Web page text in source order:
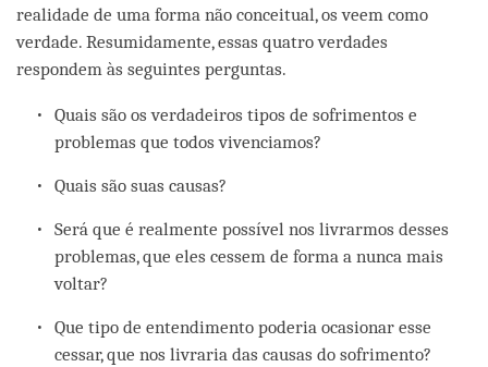
realidade de uma forma não conceitual, os veem como
verdade. Resumidamente, essas quatro verdades
respondem às seguintes perguntas.
Quais são os verdadeiros tipos de sofrimentos e
problemas que todos vivenciamos?
Quais são suas causas?
Será que é realmente possível nos livrarmos desses
problemas, que eles cessem de forma a nunca mais
voltar?
Que tipo de entendimento poderia ocasionar esse
cessar, que nos livraria das causas do sofrimento?